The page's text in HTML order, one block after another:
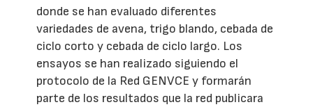
donde se han evaluado diferentes
variedades de avena, trigo blando, cebada de
ciclo corto y cebada de ciclo largo. Los
ensayos se han realizado siguiendo el
protocolo de la Red GENVCE y formarán
parte de los resultados que la red publicara